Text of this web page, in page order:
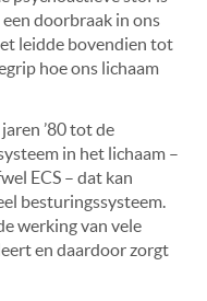
doorbraak in ons
leidde bovendien tot
hoe ons lichaam
’80 tot de
in het lichaam –
ECS – dat kan
besturingssysteem.
werking van vele
en daardoor zorgt